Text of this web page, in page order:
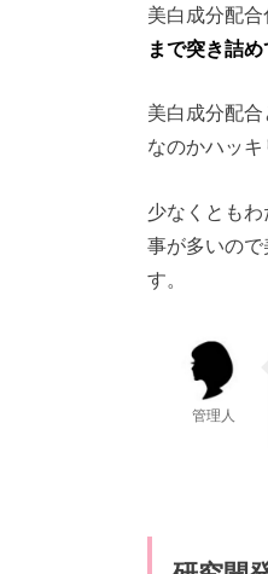
美白成分配
まで突き詰
美白成分配
なのかハッ
少なくとも
事が多いの
す。
管理人